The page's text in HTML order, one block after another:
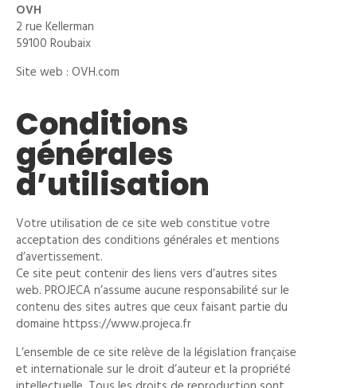
OVH
2 rue Kellerman
59100 Roubaix
Site web : OVH.com
Conditions
générales
d’utilisation
Votre utilisation de ce site web constitue votre
acceptation des conditions générales et mentions
d’avertissement.
Ce site peut contenir des liens vers d’autres sites
web. PROJECA n’assume aucune responsabilité sur le
contenu des sites autres que ceux faisant partie du
domaine httpss://www.projeca.fr
L’ensemble de ce site relève de la législation française
et internationale sur le droit d’auteur et la propriété